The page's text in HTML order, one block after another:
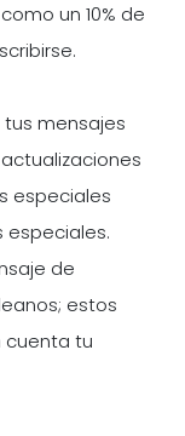
un 10% de
tus mensajes
especiales
especiales.
de
estos
cuenta tu